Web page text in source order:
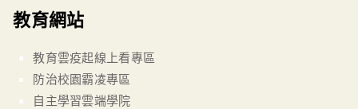
教育網站
教育雲疫起線上看專區
防治校園霸凌專區
自主學習雲端學院